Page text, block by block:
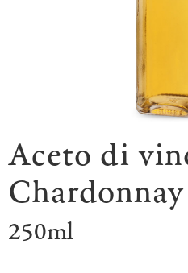
Aceto di
Chardonnay
250ml